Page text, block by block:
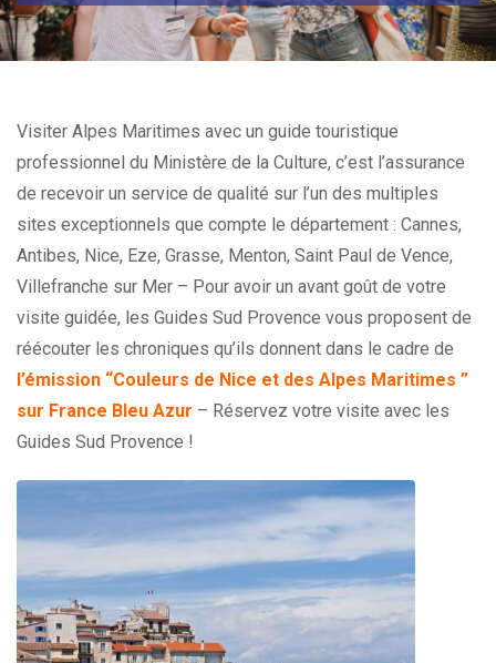
Visiter Alpes Maritimes avec un guide touristique
professionnel du Ministère de la Culture, c’est l’assurance
de recevoir un service de qualité sur l’un des multiples
sites exceptionnels que compte le département : Cannes,
Antibes, Nice, Eze, Grasse, Menton, Saint Paul de Vence,
Villefranche sur Mer – Pour avoir un avant goût de votre
visite guidée, les Guides Sud Provence vous proposent de
réécouter les chroniques qu’ils donnent dans le cadre de
l’émission “Couleurs de Nice et des Alpes Maritimes ”
sur France Bleu Azur – Réservez votre visite avec les
Guides Sud Provence !